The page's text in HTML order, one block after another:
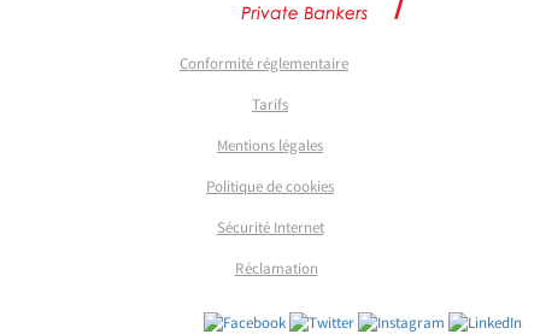
Conformité réglementaire
Tarifs
Mentions légales
Politique de cookies
Sécurité Internet
Réclamation